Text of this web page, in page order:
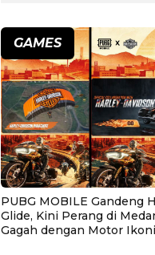
GAMES
PUBG MOBILE Gandeng
Glide, Kini Perang di
Gagah dengan Motor